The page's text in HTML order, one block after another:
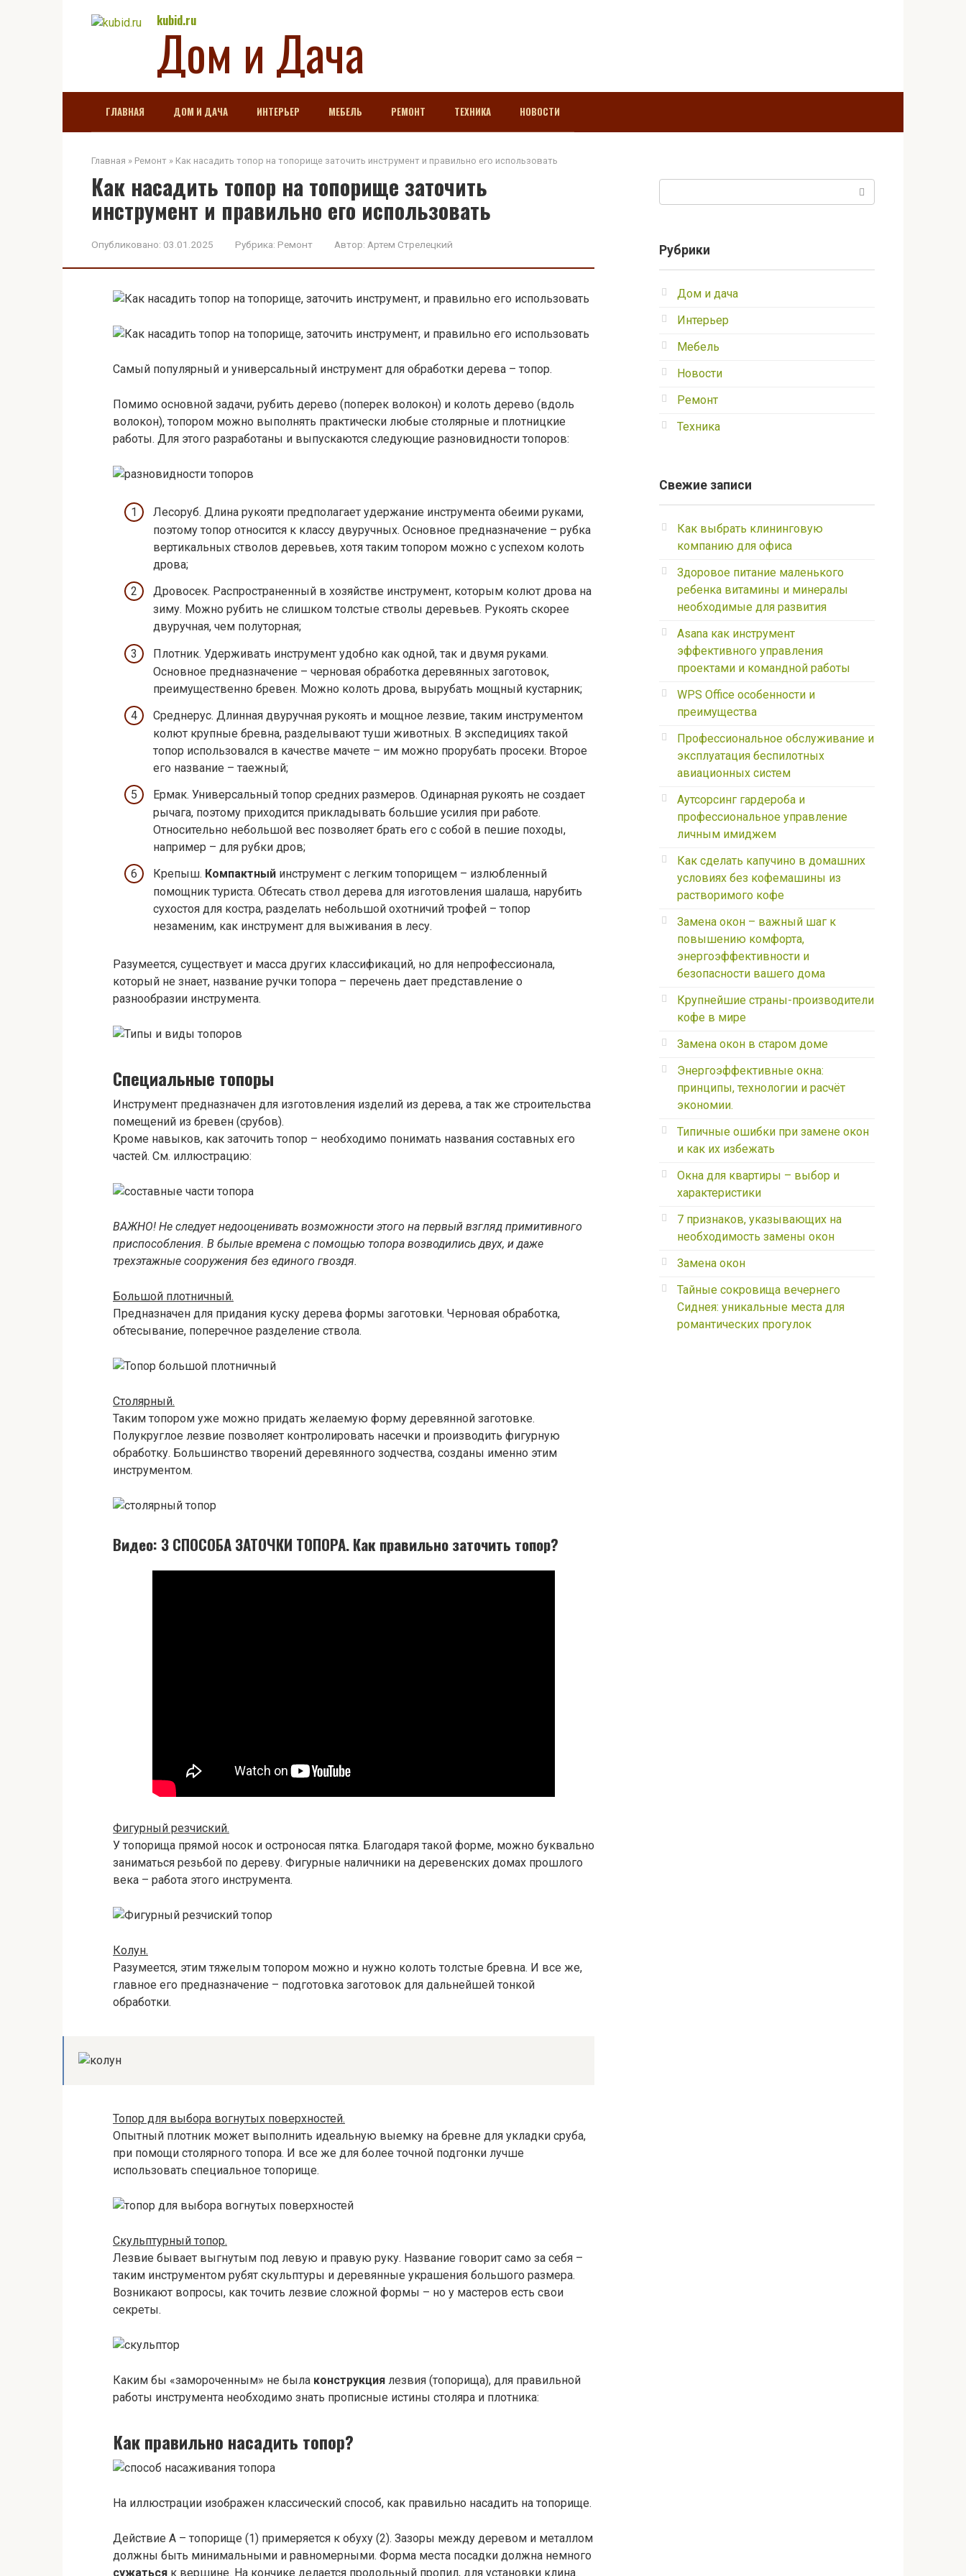
kubid.ru
Дом и Дача
ГЛАВНАЯ ДОМ И ДАЧА ИНТЕРЬЕР МЕБЕЛЬ РЕМОНТ ТЕХНИКА НОВОСТИ
Главная » Ремонт » Как насадить топор на топорище заточить инструмент и правильно его использовать
Как насадить топор на топорище заточить
инструмент и правильно его использовать
Опубликовано: 03.01.2025 Рубрика: Ремонт Автор: Артем Стрелецкий
Самый популярный и универсальный инструмент для обработки дерева – топор.
Помимо основной задачи, рубить дерево (поперек волокон) и колоть дерево (вдоль
волокон), топором можно выполнять практически любые столярные и плотницкие
работы. Для этого разработаны и выпускаются следующие разновидности топоров:
Лесоруб. Длина рукояти предполагает удержание инструмента обеими руками,
поэтому топор относится к классу двуручных. Основное предназначение – рубка
вертикальных стволов деревьев, хотя таким топором можно с успехом колоть
дрова;
Дровосек. Распространенный в хозяйстве инструмент, которым колют дрова на
зиму. Можно рубить не слишком толстые стволы деревьев. Рукоять скорее
двуручная, чем полуторная;
Плотник. Удерживать инструмент удобно как одной, так и двумя руками.
Основное предназначение – черновая обработка деревянных заготовок,
преимущественно бревен. Можно колоть дрова, вырубать мощный кустарник;
Среднерус. Длинная двуручная рукоять и мощное лезвие, таким инструментом
колют крупные бревна, разделывают туши животных. В экспедициях такой
топор использовался в качестве мачете – им можно прорубать просеки. Второе
его название – таежный;
Ермак. Универсальный топор средних размеров. Одинарная рукоять не создает
рычага, поэтому приходится прикладывать большие усилия при работе.
Относительно небольшой вес позволяет брать его с собой в пешие походы,
например – для рубки дров;
Крепыш. Компактный инструмент с легким топорищем – излюбленный
помощник туриста. Обтесать ствол дерева для изготовления шалаша, нарубить
сухостоя для костра, разделать небольшой охотничий трофей – топор
незаменим, как инструмент для выживания в лесу.
Разумеется, существует и масса других классификаций, но для непрофессионала,
который не знает, название ручки топора – перечень дает представление о
разнообразии инструмента.
Специальные топоры
Инструмент предназначен для изготовления изделий из дерева, а так же строительства
помещений из бревен (срубов).
Кроме навыков, как заточить топор – необходимо понимать названия составных его
частей. См. иллюстрацию:
ВАЖНО! Не следует недооценивать возможности этого на первый взгляд примитивного
приспособления. В былые времена с помощью топора возводились двух, и даже
трехэтажные сооружения без единого гвоздя.
Большой плотничный.
Предназначен для придания куску дерева формы заготовки. Черновая обработка,
обтесывание, поперечное разделение ствола.
Столярный.
Таким топором уже можно придать желаемую форму деревянной заготовке.
Полукруглое лезвие позволяет контролировать насечки и производить фигурную
обработку. Большинство творений деревянного зодчества, созданы именно этим
инструментом.
Видео: 3 СПОСОБА ЗАТОЧКИ ТОПОРА. Как правильно заточить топор?
Фигурный резчиский.
У топорища прямой носок и остроносая пятка. Благодаря такой форме, можно буквально
заниматься резьбой по дереву. Фигурные наличники на деревенских домах прошлого
века – работа этого инструмента.
Колун.
Разумеется, этим тяжелым топором можно и нужно колоть толстые бревна. И все же,
главное его предназначение – подготовка заготовок для дальнейшей тонкой
обработки.
Топор для выбора вогнутых поверхностей.
Опытный плотник может выполнить идеальную выемку на бревне для укладки сруба,
при помощи столярного топора. И все же для более точной подгонки лучше
использовать специальное топорище.
Скульптурный топор.
Лезвие бывает выгнутым под левую и правую руку. Название говорит само за себя –
таким инструментом рубят скульптуры и деревянные украшения большого размера.
Возникают вопросы, как точить лезвие сложной формы – но у мастеров есть свои
секреты.
Каким бы «замороченным» не была конструкция лезвия (топорища), для правильной
работы инструмента необходимо знать прописные истины столяра и плотника:
Как правильно насадить топор?
На иллюстрации изображен классический способ, как правильно насадить на топорище.
Действие А – топорище (1) примеряется к обуху (2). Зазоры между деревом и металлом
должны быть минимальными и равномерными. Форма места посадки должна немного
сужаться к вершине. На кончике делается продольный пропил, для установки клина.
Рубрики
Дом и дача
Интерьер
Мебель
Новости
Ремонт
Техника
Свежие записи
Как выбрать клининговую
компанию для офиса
Здоровое питание маленького
ребенка витамины и минералы
необходимые для развития
Asana как инструмент
эффективного управления
проектами и командной работы
WPS Office особенности и
преимущества
Профессиональное обслуживание и
эксплуатация беспилотных
авиационных систем
Аутсорсинг гардероба и
профессиональное управление
личным имиджем
Как сделать капучино в домашних
условиях без кофемашины из
растворимого кофе
Замена окон – важный шаг к
повышению комфорта,
энергоэффективности и
безопасности вашего дома
Крупнейшие страны-производители
кофе в мире
Замена окон в старом доме
Энергоэффективные окна:
принципы, технологии и расчёт
экономии.
Типичные ошибки при замене окон
и как их избежать
Окна для квартиры – выбор и
характеристики
7 признаков, указывающих на
необходимость замены окон
Замена окон
Тайные сокровища вечернего
Сиднея: уникальные места для
романтических прогулок